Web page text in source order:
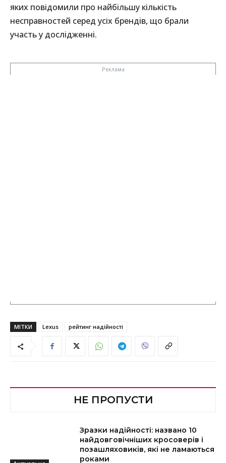
яких повідомили про найбільшу кількість
несправностей серед усіх брендів, що брали
участь у дослідженні.
МІТКИ Lexus рейтинг надійності
НЕ ПРОПУСТИ
Зразки надійності: названо 10
найдовговічніших кросоверів і
позашляховиків, які не ламаються
роками